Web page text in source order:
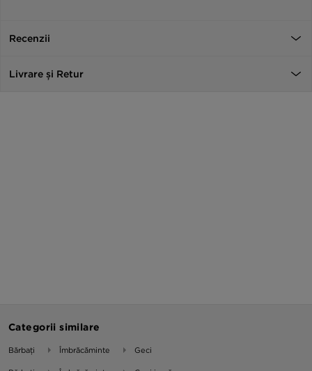
Recenzii
Livrare și Retur
Categorii similare
Bărbați Îmbrăcăminte Geci